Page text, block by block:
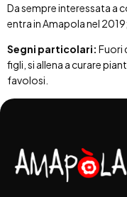
Da sempre interessata a
entra in Amapola nel
Segni particolari: Fuori
figli, si allena a curare
favolosi.